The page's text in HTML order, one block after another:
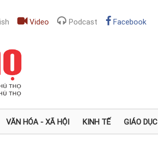
Video Podcast Facebook
VĂN HÓA - XÃ HỘI KINH TẾ GIÁO DỤC